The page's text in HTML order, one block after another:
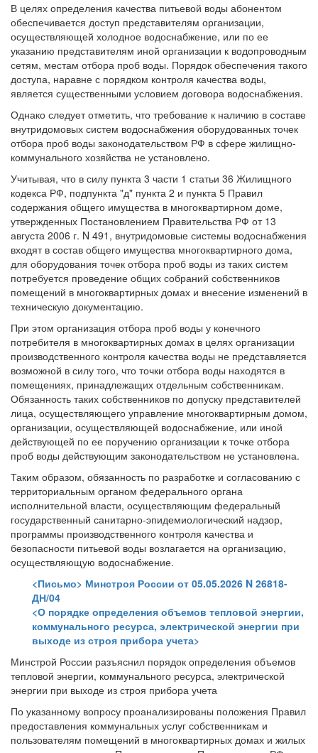
В целях определения качества питьевой воды абонентом
обеспечивается доступ представителям организации,
осуществляющей холодное водоснабжение, или по ее
указанию представителям иной организации к водопроводным
сетям, местам отбора проб воды. Порядок обеспечения такого
доступа, наравне с порядком контроля качества воды,
является существенными условием договора водоснабжения.
Однако следует отметить, что требование к наличию в составе
внутридомовых систем водоснабжения оборудованных точек
отбора проб воды законодательством РФ в сфере жилищно-
коммунального хозяйства не установлено.
Учитывая, что в силу пункта 3 части 1 статьи 36 Жилищного
кодекса РФ, подпункта "д" пункта 2 и пункта 5 Правил
содержания общего имущества в многоквартирном доме,
утвержденных Постановлением Правительства РФ от 13
августа 2006 г. N 491, внутридомовые системы водоснабжения
входят в состав общего имущества многоквартирного дома,
для оборудования точек отбора проб воды из таких систем
потребуется проведение общих собраний собственников
помещений в многоквартирных домах и внесение изменений в
техническую документацию.
При этом организация отбора проб воды у конечного
потребителя в многоквартирных домах в целях организации
производственного контроля качества воды не представляется
возможной в силу того, что точки отбора воды находятся в
помещениях, принадлежащих отдельным собственникам.
Обязанность таких собственников по допуску представителей
лица, осуществляющего управление многоквартирным домом,
организации, осуществляющей водоснабжение, или иной
действующей по ее поручению организации к точке отбора
проб воды действующим законодательством не установлена.
Таким образом, обязанность по разработке и согласованию с
территориальным органом федерального органа
исполнительной власти, осуществляющим федеральный
государственный санитарно-эпидемиологический надзор,
программы производственного контроля качества и
безопасности питьевой воды возлагается на организацию,
осуществляющую водоснабжение.
<Письмо> Минстроя России от 05.05.2026 N 26818-
ДН/04
<О порядке определения объемов тепловой энергии,
коммунального ресурса, электрической энергии при
выходе из строя прибора учета>
Минстрой России разъяснил порядок определения объемов
тепловой энергии, коммунального ресурса, электрической
энергии при выходе из строя прибора учета
По указанному вопросу проанализированы положения Правил
предоставления коммунальных услуг собственникам и
пользователям помещений в многоквартирных домах и жилых